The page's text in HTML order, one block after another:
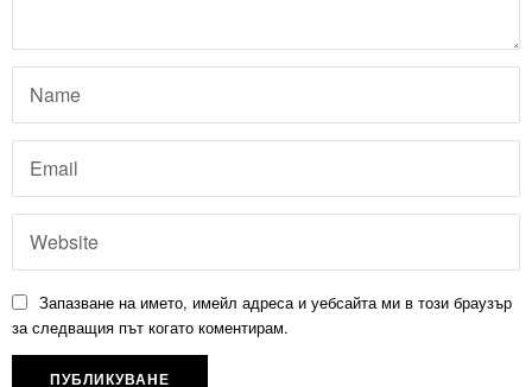
Запазване на името, имейл адреса и уебсайта ми в този браузър
за следващия път когато коментирам.